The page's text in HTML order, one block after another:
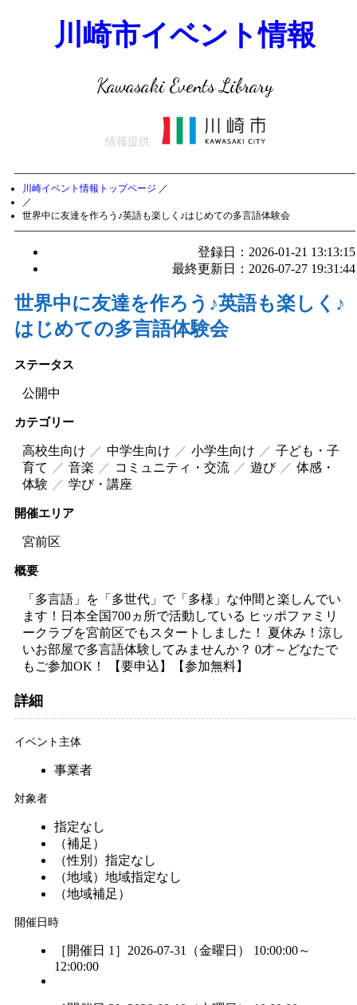
川崎市イベント情報
Kawasaki Events Library
情報提供
川崎イベント情報トップページ ／
／
世界中に友達を作ろう♪英語も楽しく♪はじめての多言語体験会
登録日：2026-01-21 13:13:15
最終更新日：2026-07-27 19:31:44
世界中に友達を作ろう♪英語も楽しく♪
はじめての多言語体験会
ステータス
公開中
カテゴリー
高校生向け 中学生向け 小学生向け
子ども・子
育て
音楽 コミュニティ・交流 遊び
体感・
体験
学び・講座
開催エリア
宮前区
概要
「多言語」を「多世代」で「多様」な仲間と楽しんでい
ます！日本全国700ヵ所で活動している ヒッポファミリ
ークラブを宮前区でもスタートしました！ 夏休み！涼し
いお部屋で多言語体験してみませんか？ 0才～どなたで
もご参加OK！ 【要申込】【参加無料】
詳細
イベント主体
事業者
対象者
指定なし
（補足）
（性別） 指定なし
（地域） 地域指定なし
（地域補足）
開催日時
［開催日 1］2026-07-31（金曜日） 10:00:00～
12:00:00